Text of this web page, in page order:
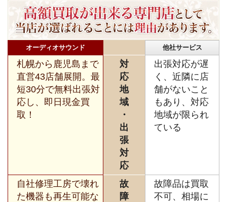
オーディオサウンド 他社サービス
札幌から鹿児島まで
直営43店舗展開。最
短30分で無料出張対
応し、即日現金買
取！
対
応
地
域
・
出
張
対
応
出張対応が遅
く、近隣に店
舗がないこと
もあり、対応
地域が限られ
ている
自社修理工房で壊れ
た機器も再生可能な
故
障
故障品は買取
不可、相場に